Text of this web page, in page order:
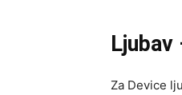
Za Device